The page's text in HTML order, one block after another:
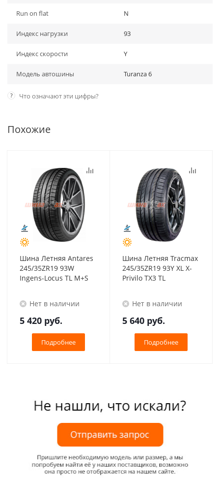
Run on flat N
Индекс нагрузки 93
Индекс скорости Y
Модель автошины Turanza 6
? Что означают эти цифры?
Похожие
Шина Летняя Antares
245/35ZR19 93W
Ingens-Locus TL M+S
Нет в наличии
5 420 руб.
Подробнее
Шина Летняя Tracmax
245/35ZR19 93Y XL X-
Privilo TX3 TL
Нет в наличии
5 640 руб.
Подробнее